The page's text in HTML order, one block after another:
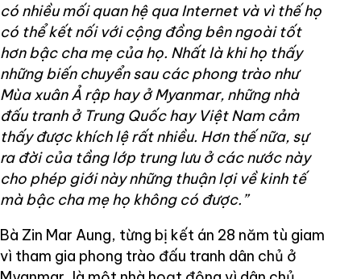
có nhiều mối quan hệ qua Internet và vì thế họ
có thể kết nối với cộng đồng bên ngoài tốt
hơn bậc cha mẹ của họ. Nhất là khi họ thấy
những biến chuyển sau các phong trào như
Mùa xuân Ả rập hay ở Myanmar, những nhà
đấu tranh ở Trung Quốc hay Việt Nam cảm
thấy được khích lệ rất nhiều. Hơn thế nữa, sự
ra đời của tầng lớp trung lưu ở các nước này
cho phép giới này những thuận lợi về kinh tế
mà bậc cha mẹ họ không có được.”
Bà Zin Mar Aung, từng bị kết án 28 năm tù giam
vì tham gia phong trào đấu tranh dân chủ ở